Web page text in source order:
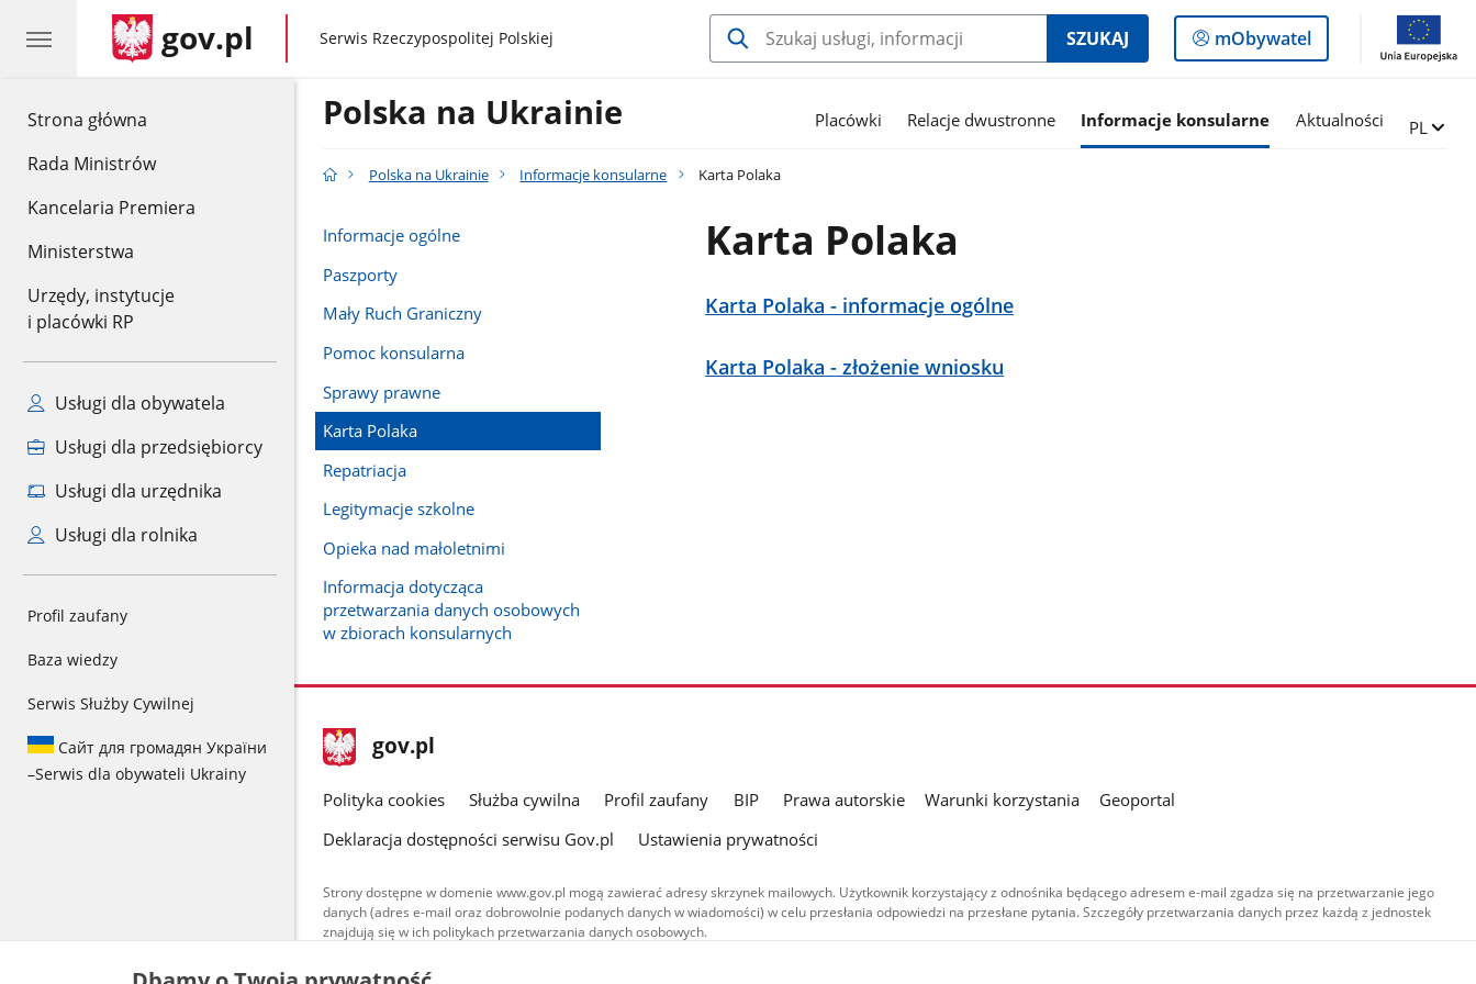
Strona główna
Rada Ministrów
Kancelaria Premiera
Ministerstwa
Urzędy, instytucje
i placówki RP
Usługi dla obywatela
Usługi dla przedsiębiorcy
Usługi dla urzędnika
Usługi dla rolnika
Profil zaufany
Baza wiedzy
Serwis Służby Cywilnej
Сайт для громадян України
–Serwis dla obywateli Ukrainy
gov.pl gov.pl
Serwis Rzeczypospolitej Polskiej SZUKAJ
Logowanie
do
mObywatel
Polska na Ukrainie Placówki Relacje dwustronne Informacje konsularne Aktualności Zmień
PL
Polska na Ukrainie Informacje konsularne Karta Polaka
Informacje ogólne
Paszporty
Mały Ruch Graniczny
Pomoc konsularna
Sprawy prawne
Karta Polaka
Repatriacja
Legitymacje szkolne
Opieka nad małoletnimi
Informacja dotycząca
przetwarzania danych osobowych
w zbiorach konsularnych
Karta Polaka
Karta Polaka - informacje ogólne
Karta Polaka - złożenie wniosku
stopka
gov.pl Strona
gov.pl
gov.pl
Polityka cookies Służba cywilna Profil zaufany BIP Prawa autorskie Warunki korzystania
Geoportal
Deklaracja dostępności serwisu Gov.pl
Ustawienia prywatności
Strony dostępne w domenie www.gov.pl mogą zawierać adresy skrzynek mailowych. Użytkownik korzystający z odnośnika będącego adresem e-mail zgadza się na przetwarzanie jego
danych (adres e-mail oraz dobrowolnie podanych danych w wiadomości) w celu przesłania odpowiedzi na przesłane pytania. Szczegóły przetwarzania danych przez każdą z jednostek
znajdują się w ich politykach przetwarzania danych osobowych.
Treści tekstowe publikowane w serwisie (z wyłączeniem treści audiowizualnych), są